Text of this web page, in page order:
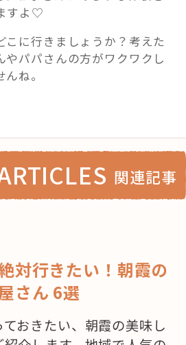
すよ♡
こに行きましょうか？考えた
やパパさんの方がワクワクし
ね。
関連記事
対行きたい！朝霞の
さん 6選
おきたい、朝霞の美味し